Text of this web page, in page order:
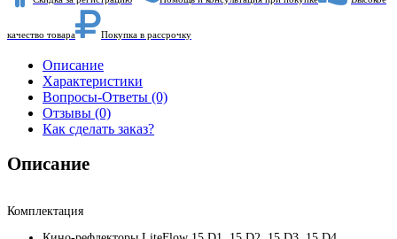
качество товара Покупка в рассрочку
Описание
Характеристики
Вопросы-Ответы (0)
Отзывы (0)
Как сделать заказ?
Описание
Комплектация